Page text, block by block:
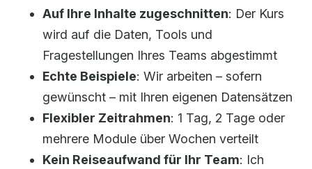
Auf Ihre Inhalte zugeschnitten: Der Kurs
wird auf die Daten, Tools und
Fragestellungen Ihres Teams abgestimmt
Echte Beispiele: Wir arbeiten – sofern
gewünscht – mit Ihren eigenen Datensätzen
Flexibler Zeitrahmen: 1 Tag, 2 Tage oder
mehrere Module über Wochen verteilt
Kein Reiseaufwand für Ihr Team: Ich